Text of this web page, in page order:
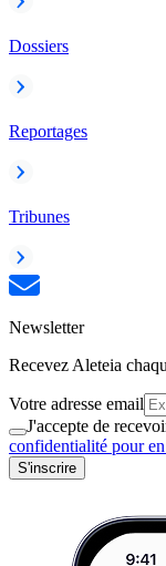
Dossiers
Reportages
Tribunes
Newsletter
Recevez Aleteia
Votre adresse email
J'accepte de
confidentialité pour
S'inscrire